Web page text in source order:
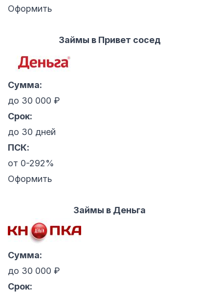
Оформить
Займы в Привет сосед
Сумма:
до 30 000 ₽
Срок:
до 30 дней
ПСК:
от 0-292%
Оформить
Займы в Деньга
Сумма:
до 30 000 ₽
Срок: